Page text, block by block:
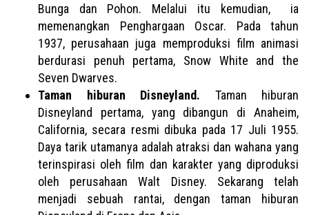
Bunga dan Pohon. Melalui itu kemudian, ia
memenangkan Penghargaan Oscar. Pada tahun
1937, perusahaan juga memproduksi film animasi
berdurasi penuh pertama, Snow White and the
Seven Dwarves.
Taman hiburan Disneyland. Taman hiburan
Disneyland pertama, yang dibangun di Anaheim,
California, secara resmi dibuka pada 17 Juli 1955.
Daya tarik utamanya adalah atraksi dan wahana yang
terinspirasi oleh film dan karakter yang diproduksi
oleh perusahaan Walt Disney. Sekarang telah
menjadi sebuah rantai, dengan taman hiburan